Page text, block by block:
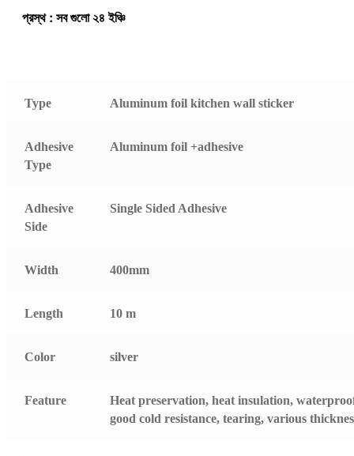
প্রস্থ : সব গুলো ২৪ ইঞ্চি
Type Aluminum foil kitchen wall sticker
Adhesive
Type
Aluminum foil +adhesive
Adhesive
Side
Single Sided Adhesive
Width 400mm
Length 10 m
Color silver
Feature
Heat preservation, heat insulation,
good cold resistance, tearing, various